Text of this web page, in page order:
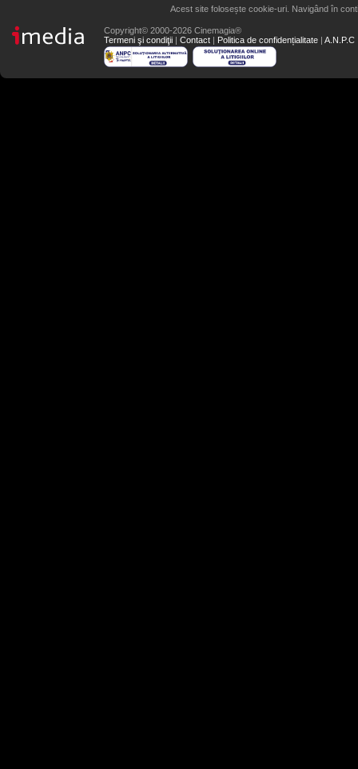
Acest site folosește cookie-uri. Navigând în
Copyright© 2000-2026 Cinemagia®
Termeni şi condiţii | Contact | Politica de confidențialitate | A.N.P.C